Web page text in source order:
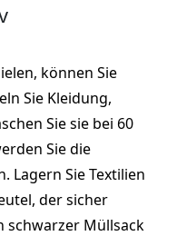
können Sie
Sie Kleidung,
Sie sie bei 60
Sie die
Lagern Sie Textilien
der sicher
schwarzer Müllsack